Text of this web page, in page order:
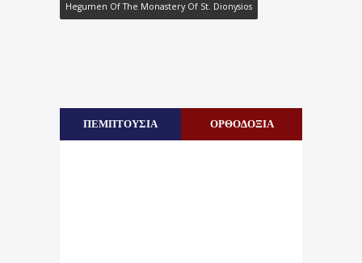
Hegumen Of The Monastery Of St. Dionysios
ΠΕΜΠΤΟΥΣΙΑ ΟΡΘΟΔΟΞΙΑ